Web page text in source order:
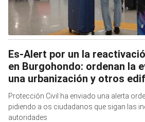
Es-Alert por un la
en Burgohondo: ordenan la
una urbanización y otros
Protección Civil ha enviado una alerta
pidiendo a os ciudadanos que sigan las
autoridades